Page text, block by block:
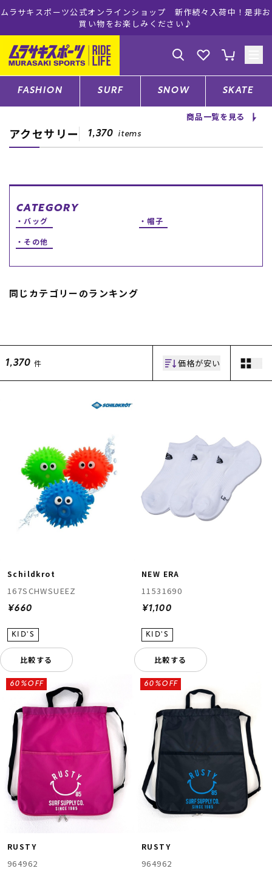
ムラサキスポーツ公式オンラインショップ 新作続々入荷中！是非お
買い物をお楽しみください♪
ゲスト様
ログイン 会員登録
店舗一覧
CATEGORY
ファッションTOP
スノーTOP
スタッフスナップ
中古/アウトレット サー
中古/アウトレット スノ
店頭受取サービス
ギフトラッピング
アフターサポート
下取り保証について
よくある質問
店舗一覧
お問い合わせ
ニュース
ムラサキスポーツ 公式アプリ
ポイント・クーポンもこのアプリで！
FASHION SURF SNOW SKATE
商品一覧を見る
アクセサリー 1,370 items
CATEGORY
バッグ
帽子
その他
同じカテゴリーのランキング
1,370 件 価格が安い
Schildkrot
167SCHWSUEEZ
¥660
比較する
NEW ERA
11531690
¥1,100
比較する
RUSTY
964962
60%OFF
RUSTY
964962
60%OFF